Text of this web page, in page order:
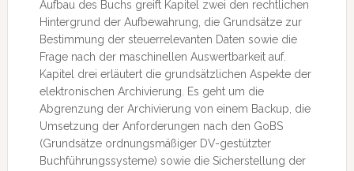
Aufbau des Buchs greift Kapitel zwei den rechtlichen
Hintergrund der Aufbewahrung, die Grundsätze zur
Bestimmung der steuerrelevanten Daten sowie die
Frage nach der maschinellen Auswertbarkeit auf.
Kapitel drei erläutert die grundsätzlichen Aspekte der
elektronischen Archivierung. Es geht um die
Abgrenzung der Archivierung von einem Backup, die
Umsetzung der Anforderungen nach den GoBS
(Grundsätze ordnungsmäßiger DV-gestützter
Buchführungssysteme) sowie die Sicherstellung der